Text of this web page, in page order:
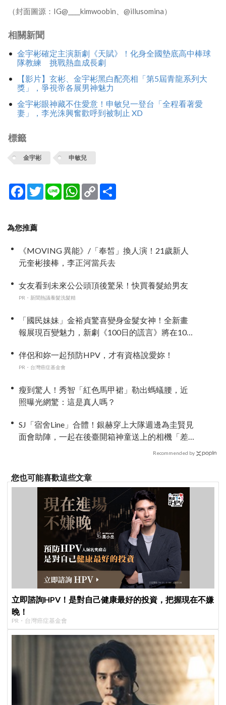
（封面圖源：IG@____kimwoobin、@illusomina）
相關新聞
金宇彬確定主演新劇《天賦》！化身全國墊底高中棒球
隊教練 挑戰熱血成長劇
【影片】玄彬、金宇彬黑白配亮相「第5屆青龍系列大
獎」，爭視帝各展男神魅力
金宇彬眼神藏不住愛意！申敏兒一登台「全程看著愛
妻」，李光洙興奮歡呼到被制止 XD
標籤
金宇彬 申敏兒
Facebook
TwitterLine WhatsApp
Copy
Link
為您推薦
《MOVING 異能》/「奉皙」換人演！21歲新人
元奎彬接棒，李正河當兵去
女友看到未來公公頭頂後驚呆！快買養髮給男友
PR・新聞熱議養髮洗髮精
「國民妹妹」金裕貞驚喜變身金髮女神！全新畫
報展現百變魅力，新劇《100日的謊言》將在10月
伴侶和妳一起預防HPV，才有資格說愛妳！
PR・台灣癌症基金會
瘦到驚人！秀智「紅色馬甲裙」勒出螞蟻腰，近
照曝光網驚：這是真人嗎？
SJ「宿舍Line」合體！銀赫穿上大隊週邊為圭賢見
面會助陣，一起在後臺開箱神童送上的相機「差
Recommended by
您也可能喜歡這些文章
立即諮詢HPV！是對自己健康最好的投資，把握現在不嫌
晚！
PR・台灣癌症基金會